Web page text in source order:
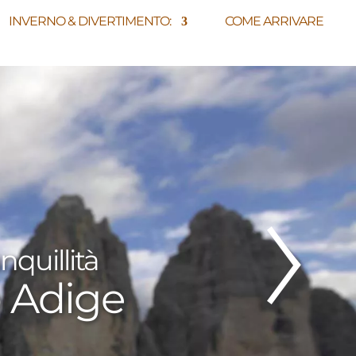
INVERNO & DIVERTIMENTO: COME ARRIVARE
Adige
Adige
Adige